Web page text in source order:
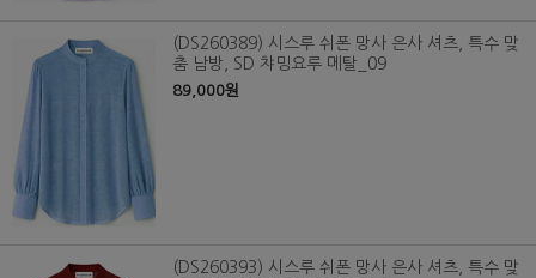
(DS260389) 시스루 쉬폰 망사 은사 셔츠, 특수 맞
춤 남방, SD 챠밍요루 메탈_09
89,000원
(DS260393) 시스루 쉬폰 망사 은사 셔츠, 특수 맞